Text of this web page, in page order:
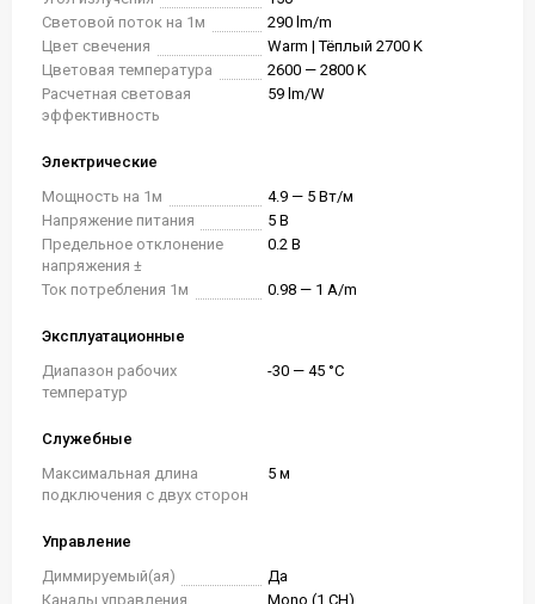
Световой поток на 1м
290 lm/m
Цвет свечения
Warm | Тёплый 2700 K
Цветовая температура
2600 — 2800 K
Расчетная световая
эффективность
59 lm/W
Электрические
Мощность на 1м
4.9 — 5 Вт/м
Напряжение питания
5 В
Предельное отклонение
напряжения ±
0.2 В
Ток потребления 1м 0.98 — 1 A/m
Эксплуатационные
Диапазон рабочих
температур
-30 — 45 °C
Служебные
Максимальная длина
подключения с двух сторон
5 м
Управление
Диммируемый(ая)
Да
Каналы управления
Mono (1 CH)